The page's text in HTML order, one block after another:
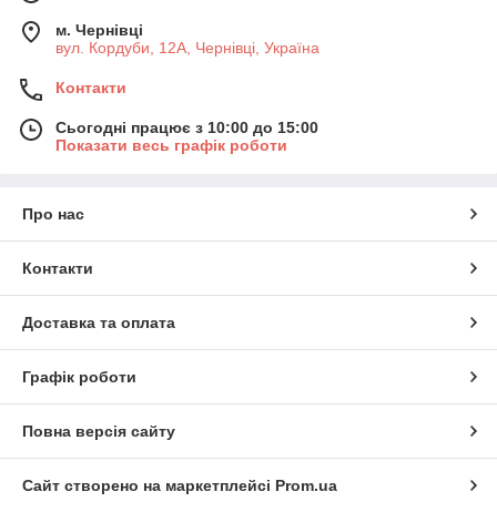
м. Чернівці
вул. Кордуби, 12А, Чернівці, Україна
Контакти
Сьогодні працює з 10:00 до 15:00
Показати весь графік роботи
Про нас
Контакти
Доставка та оплата
Графік роботи
Повна версія сайту
Сайт створено на маркетплейсі Prom.ua